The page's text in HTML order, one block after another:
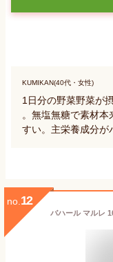
KUMIKAN(40代・女性)
1日分の野菜野菜が
。無塩無糖で素材
すい。主栄養成分が
no. 12